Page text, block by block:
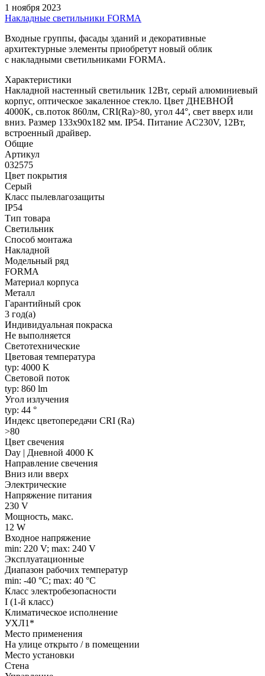
1 ноября 2023
Накладные светильники FORMA
Входные группы, фасады зданий и декоративные
архитектурные элементы приобретут новый облик
с накладными светильниками FORMA.
Характеристики
Накладной настенный светильник 12Вт, серый алюминиевый
корпус, оптическое закаленное стекло. Цвет ДНЕВНОЙ
4000K, св.поток 860лм, CRI(Ra)>80, угол 44°, свет вверх или
вниз. Размер 133x90x182 мм. IP54. Питание AC230V, 12Вт,
встроенный драйвер.
Общие
Артикул
032575
Цвет покрытия
Серый
Класс пылевлагозащиты
IP54
Тип товара
Светильник
Способ монтажа
Накладной
Модельный ряд
FORMA
Материал корпуса
Металл
Гарантийный срок
3 год(а)
Индивидуальная покраска
Не выполняется
Светотехнические
Цветовая температура
typ: 4000 K
Световой поток
typ: 860 lm
Угол излучения
typ: 44 °
Индекс цветопередачи CRI (Ra)
>80
Цвет свечения
Day | Дневной 4000 K
Направление свечения
Вниз или вверх
Электрические
Напряжение питания
230 V
Мощность, макс.
12 W
Входное напряжение
min: 220 V; max: 240 V
Эксплуатационные
Диапазон рабочих температур
min: -40 °C; max: 40 °C
Класс электробезопасности
I (1-й класс)
Климатическое исполнение
УХЛ1*
Место применения
На улице открыто / в помещении
Место установки
Стена